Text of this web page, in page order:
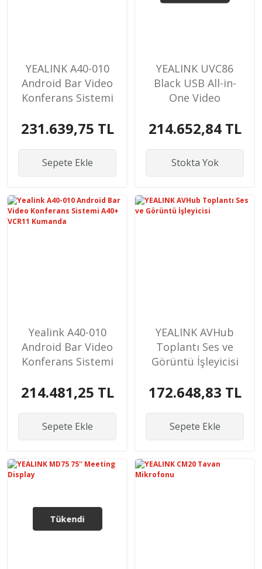
YEALINK A40-010
Android Bar Video
Konferans Sistemi
Kumanda
231.639,75 TL
Sepete Ekle
YEALINK UVC86
Black USB All-in-
One Video
214.652,84 TL
Stokta Yok
Yealink A40-010
Android Bar Video
Konferans Sistemi
Kumanda
214.481,25 TL
Sepete Ekle
YEALINK AVHub
Toplantı Ses ve
Görüntü İşleyicisi
172.648,83 TL
Sepete Ekle
Tükendi